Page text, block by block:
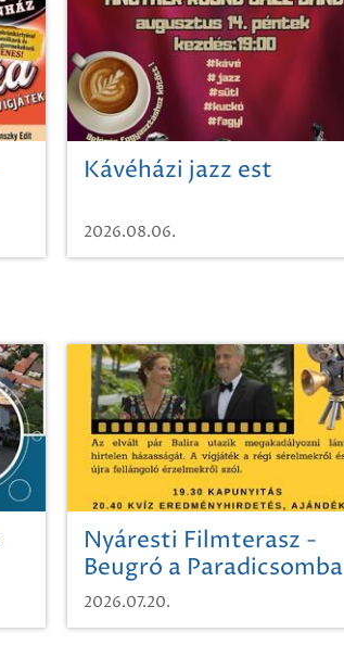
Kávéházi jazz est
2026.08.06.
Nyáresti Filmterasz -
Beugró a Paradicsomba
2026.07.20.